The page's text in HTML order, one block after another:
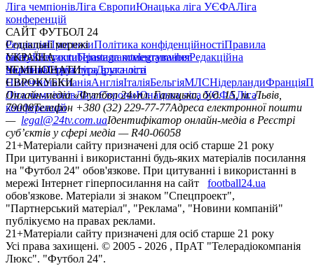
Ліга чемпіонівЛіга ЄвропиЮнацька ліга УЄФАЛіга
конференцій
САЙТ ФУТБОЛ 24
РедакціяПрогнозиПолітика конфіденційностіПравила
сайтуКонтактиПравила коментуванняРедакційна
політикаСтруктура власності
Соціальні мережі
facebookxyoutubeinstagramtelegramviber
УКРАЇНА
УкраїнаПерша лігаДруга ліга
ЧЕМПІОНАТИ
НімеччинаІспаніяАнгліяІталіяБельгіяМЛСНідерландиФранція
ЄВРОКУБКИ
Ліга чемпіонівЛіга ЄвропиЮнацька ліга УЄФАЛіга
конференцій
Онлайн-медіа «Футбол 24»пл. Галицька, буд. 15, м. Львів,
79008Телефон +380 (32) 229-77-77Адреса електронної пошти
— legal@24tv.com.uaІдентифікатор онлайн-медіа в Реєстрі
суб’єктів у сфері медіа — R40-06058
21+Матеріали сайту призначені для осіб старше 21 року
При цитуванні і використанні будь-яких матеріалів посилання
на "Футбол 24" обов'язкове. При цитуванні і використанні в
мережі Інтернет гіперпосилання на сайт
football24.ua
обов'язкове. Матеріали зі знаком "Спецпроект",
"Партнерський матеріал", "Реклама", "Новини компаній"
публікуємо на правах реклами.
21+Матеріали сайту призначені для осіб старше 21 року
Усi права захищенi. © 2005 - 2026 , ПрАТ "Телерадіокомпанія
Люкс". "Футбол 24".